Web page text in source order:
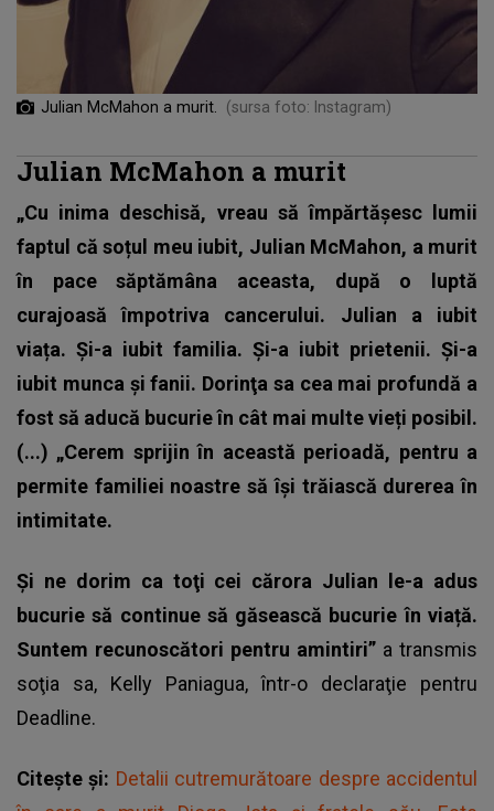
Julian McMahon a murit. (sursa foto: Instagram)
Julian McMahon a murit
„Cu inima deschisă, vreau să împărtășesc lumii
faptul că soțul meu iubit, Julian McMahon, a murit
în pace săptămâna aceasta, după o luptă
curajoasă împotriva cancerului. Julian a iubit
viața. Şi-a iubit familia. Şi-a iubit prietenii. Şi-a
iubit munca şi fanii. Dorinţa sa cea mai profundă a
fost să aducă bucurie în cât mai multe vieți posibil.
(...) „Cerem sprijin în această perioadă, pentru a
permite familiei noastre să îşi trăiască durerea în
intimitate.
Şi ne dorim ca toţi cei cărora Julian le-a adus
bucurie să continue să găsească bucurie în viață.
Suntem recunoscători pentru amintiri” a transmis
soţia sa, Kelly Paniagua, într-o declaraţie pentru
Deadline.
Citește și: Detalii cutremurătoare despre accidentul